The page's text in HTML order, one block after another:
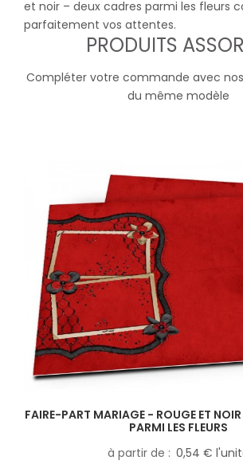
et noir – deux cadres parmi les fleurs
parfaitement vos attentes.
PRODUITS
Compléter votre commande avec
du même modèle
FAIRE-PART MARIAGE - ROUGE ET
PARMI LES FLEURS
à partir de
0,54 €